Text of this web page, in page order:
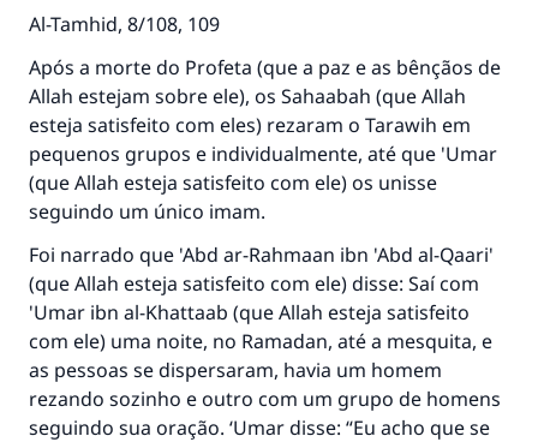
Al-Tamhid, 8/108, 109
Após a morte do Profeta (que a paz e as bênçãos de
Allah estejam sobre ele), os Sahaabah (que Allah
esteja satisfeito com eles) rezaram o Tarawih em
pequenos grupos e individualmente, até que 'Umar
(que Allah esteja satisfeito com ele) os unisse
seguindo um único imam.
Foi narrado que 'Abd ar-Rahmaan ibn 'Abd al-Qaari'
(que Allah esteja satisfeito com ele) disse: Saí com
'Umar ibn al-Khattaab (que Allah esteja satisfeito
com ele) uma noite, no Ramadan, até a mesquita, e
as pessoas se dispersaram, havia um homem
rezando sozinho e outro com um grupo de homens
seguindo sua oração. ‘Umar disse: “Eu acho que se
Ajude-nos a responder à Ummah
O Profeta ﷺ disse,
"Quem quer que incentive outros a fazer o
que é bom receberá a mesma recompensa
que aqueles que o fazem."
(MUSLIM, 1893)
CONTRIBUIR